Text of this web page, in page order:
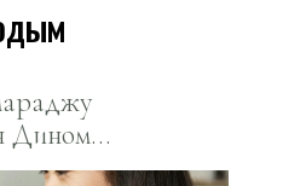
Дином